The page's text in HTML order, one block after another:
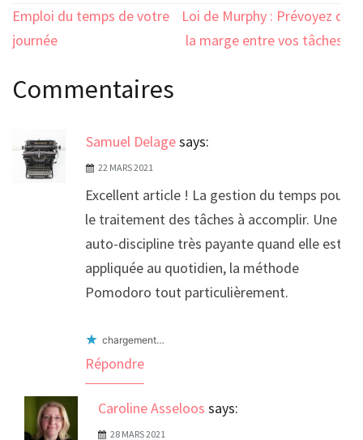
Navigation
de
Emploi du temps de votre
journée
Loi de Murphy : Prévoyez de
la marge entre vos tâches !
Commentaires
Samuel Delagesays:
22 MARS 2021
Excellent article ! La gestion du temps pour
le traitement des tâches à accomplir. Une
auto-discipline très payante quand elle est
appliquée au quotidien, la méthode
Pomodoro tout particulièrement.
chargement…
Répondre
Caroline Asseloos says:
28 MARS 2021